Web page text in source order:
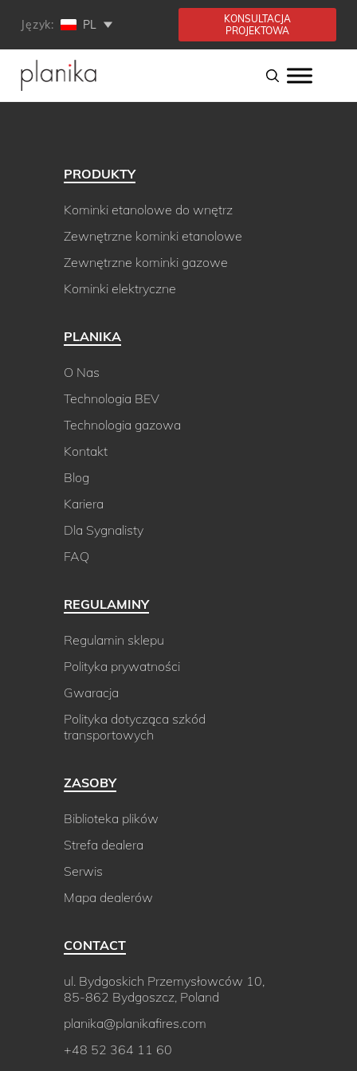
Język: PL
KONSULTACJA
PROJEKTOWA
PRODUKTY
Kominki etanolowe do wnętrz
Zewnętrzne kominki etanolowe
Zewnętrzne kominki gazowe
Kominki elektryczne
PLANIKA
O Nas
Technologia BEV
Technologia gazowa
Kontakt
Blog
Kariera
Dla Sygnalisty
FAQ
REGULAMINY
Regulamin sklepu
Polityka prywatności
Gwaracja
Polityka dotycząca szkód
transportowych
ZASOBY
Biblioteka plików
Strefa dealera
Serwis
Mapa dealerów
CONTACT
ul. Bydgoskich Przemysłowców 10,
85-862 Bydgoszcz, Poland
planika@planikafires.com
+48 52 364 11 60